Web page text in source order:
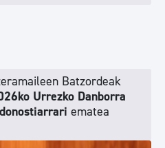
Batzordeak
Urrezko Danborra
ematea